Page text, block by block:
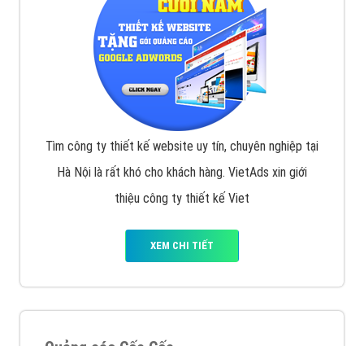
Tìm công ty thiết kế website uy tín, chuyên nghiệp tại
Hà Nội là rất khó cho khách hàng. VietAds xin giới
thiệu công ty thiết kế Viet
XEM CHI TIẾT